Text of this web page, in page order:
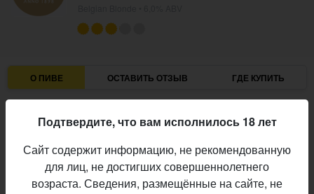
О ПИВЕ ОСТАВИТЬ ОТЗЫВ ГДЕ КУПИТЬ
Пивоварня:
Алкоголь:
6,0%
Начало
выпуска:
02.03.2012
Подтвердите, что вам исполнилось 18 лет
Сайт содержит информацию, не рекомендованную
для лиц, не достигших совершеннолетнего
возраста. Сведения, размещённые на сайте, не